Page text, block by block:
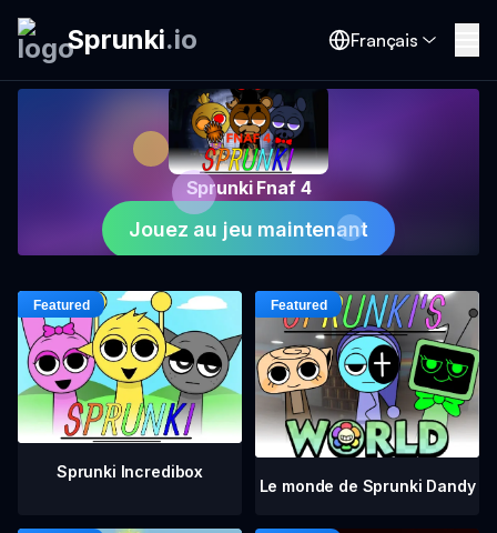
Sprunki.io Français
Sprunki Fnaf 4
Jouez au jeu maintenant
Sprunki Incredibox
Le monde de Sprunki Dandy